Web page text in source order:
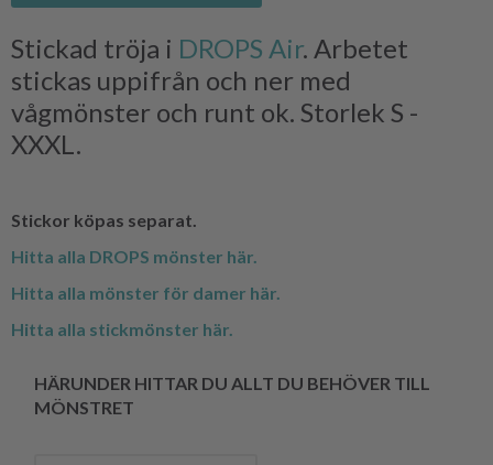
Stickad tröja i DROPS Air. Arbetet
stickas uppifrån och ner med
vågmönster och runt ok. Storlek S -
XXXL.
Stickor köpas separat.
Hitta alla DROPS mönster här.
Hitta alla mönster för damer här.
Hitta alla stickmönster här.
HÄRUNDER HITTAR DU ALLT DU BEHÖVER TILL
MÖNSTRET